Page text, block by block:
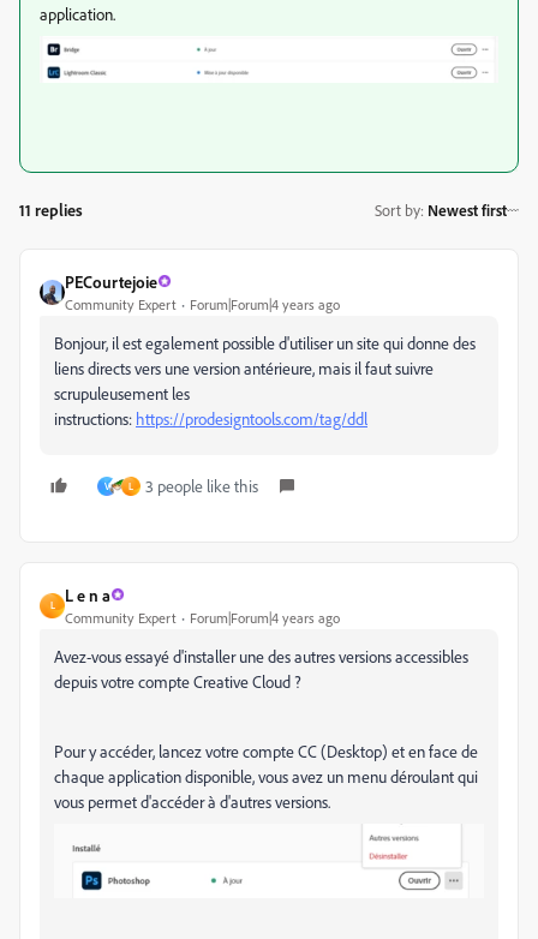
application.
11 replies Sort by: Newest first
PECourtejoie
Community Expert Forum|Forum|4 years ago
Bonjour, il est egalement possible d'utiliser un site qui donne des
liens directs vers une version antérieure, mais il faut suivre
scrupuleusement les
instructions: https://prodesigntools.com/tag/ddl
V L 3 people like this
L
L e n a
Community Expert Forum|Forum|4 years ago
Avez-vous essayé d'installer une des autres versions accessibles
depuis votre compte Creative Cloud ?
Pour y accéder, lancez votre compte CC (Desktop) et en face de
chaque application disponible, vous avez un menu déroulant qui
vous permet d'accéder à d'autres versions.